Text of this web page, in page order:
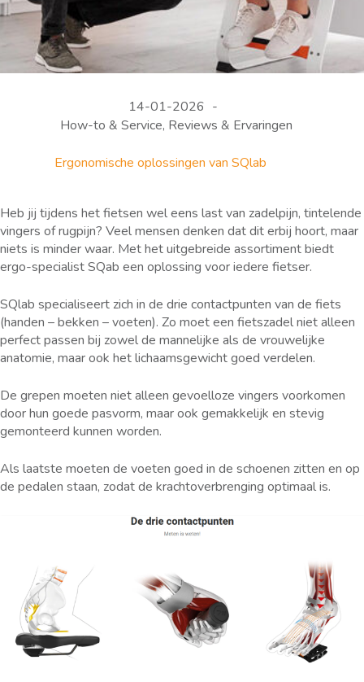
14-01-2026
How-to & Service, Reviews & Ervaringen
Ergonomische oplossingen van SQlab
Heb jij tijdens het fietsen wel eens last van zadelpijn, tintelende
vingers of rugpijn? Veel mensen denken dat dit erbij hoort, maar
niets is minder waar. Met het uitgebreide assortiment biedt
ergo-specialist SQab een oplossing voor iedere fietser.
SQlab specialiseert zich in de drie contactpunten van de fiets
(handen – bekken – voeten). Zo moet een fietszadel niet alleen
perfect passen bij zowel de mannelijke als de vrouwelijke
anatomie, maar ook het lichaamsgewicht goed verdelen.
De grepen moeten niet alleen gevoelloze vingers voorkomen
door hun goede pasvorm, maar ook gemakkelijk en stevig
gemonteerd kunnen worden.
Als laatste moeten de voeten goed in de schoenen zitten en op
de pedalen staan, zodat de krachtoverbrenging optimaal is.